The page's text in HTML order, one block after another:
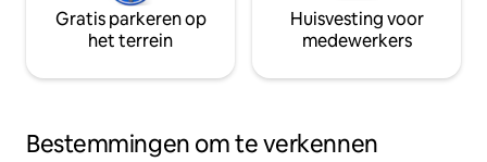
Gratis parkeren op
het terrein
Huisvesting voor
medewerkers
Bestemmingen om te verkennen